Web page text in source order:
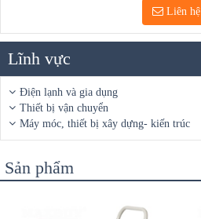
Liên hệ
Lĩnh vực
Điện lạnh và gia dụng
Thiết bị vận chuyển
Máy móc, thiết bị xây dựng- kiến trúc
Sản phẩm